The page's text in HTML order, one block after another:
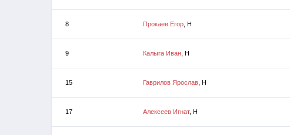
8 Прокаев Егор , Н
9 Калыга Иван , Н
15 Гаврилов Ярослав , Н
17 Алексеев Игнат, Н